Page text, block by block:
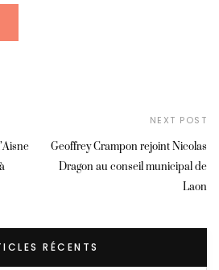
NEXT POST
Geoffrey Crampon rejoint Nicolas
Dragon au conseil municipal de
Laon
RÉCENTS